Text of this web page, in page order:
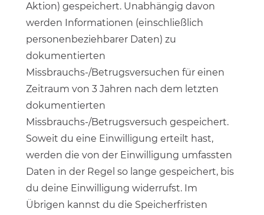
Aktion) gespeichert. Unabhängig davon
werden Informationen (einschließlich
personenbeziehbarer Daten) zu
dokumentierten
Missbrauchs-/Betrugsversuchen für einen
Zeitraum von 3 Jahren nach dem letzten
dokumentierten
Missbrauchs-/Betrugsversuch gespeichert.
Soweit du eine Einwilligung erteilt hast,
werden die von der Einwilligung umfassten
Daten in der Regel so lange gespeichert, bis
du deine Einwilligung widerrufst. Im
Übrigen kannst du die Speicherfristen